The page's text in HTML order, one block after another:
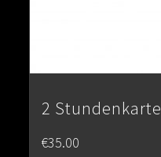
2 Stundenkarte
€35.00